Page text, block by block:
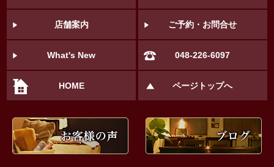
店舗案内 ご予約・お問合せ
What's New 048-226-6097
HOME ページトップへ